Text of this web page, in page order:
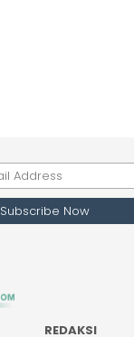
REDAKSI